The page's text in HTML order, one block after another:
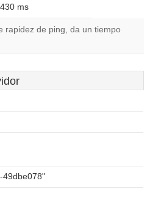
ms
rapidez de ping, da un tiempo
49dbe078"